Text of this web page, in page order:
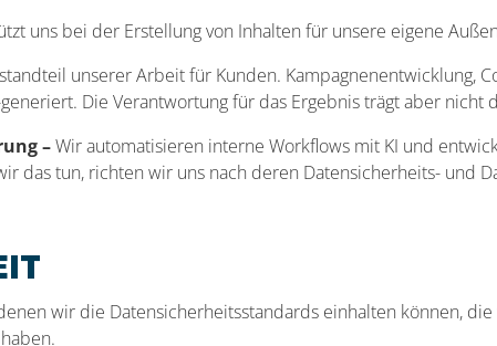
uns bei der Erstellung von Inhalten für unsere eigene
unserer Arbeit für Kunden. Kampagnenentwicklung,
Die Verantwortung für das Ergebnis trägt aber
–Wir automatisieren interne Workflows mit KI und
das tun, richten wir uns nach deren Datensicherheits- und
wir die Datensicherheitsstandards einhalten können,